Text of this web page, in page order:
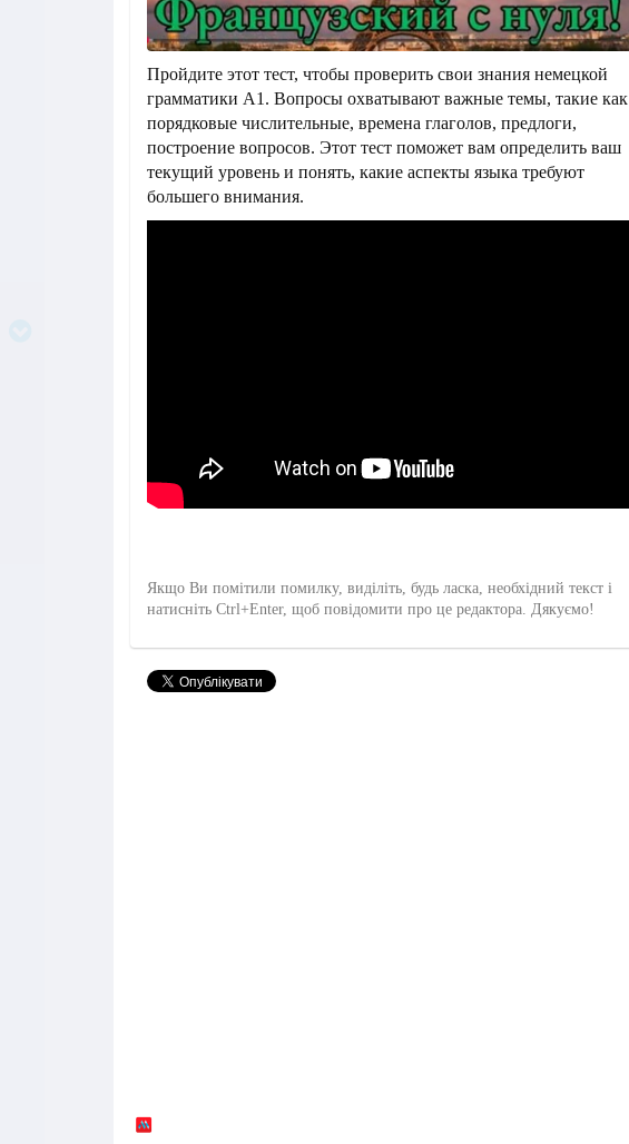
Пройдите этот тест, чтобы проверить свои знания немецкой
грамматики A1. Вопросы охватывают важные темы, такие как
порядковые числительные, времена глаголов, предлоги,
построение вопросов. Этот тест поможет вам определить ваш
текущий уровень и понять, какие аспекты языка требуют
большего внимания.
Якщо Ви помітили помилку, виділіть, будь ласка, необхідний текст і
натисніть Ctrl+Enter, щоб повідомити про це редактора. Дякуємо!